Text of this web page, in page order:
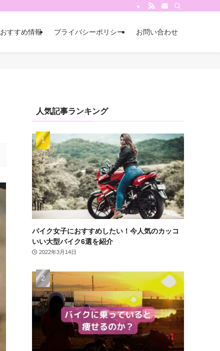
おすすめ情報 プライバシーポリシー お問い合わせ
人気記事ランキング
バイク女子におすすめしたい！今人気のカッコ
いい大型バイク6選を紹介
2022年3月14日